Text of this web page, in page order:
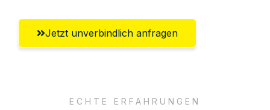
Jetzt unverbindlich anfragen
ECHTE ERFAHRUNGEN